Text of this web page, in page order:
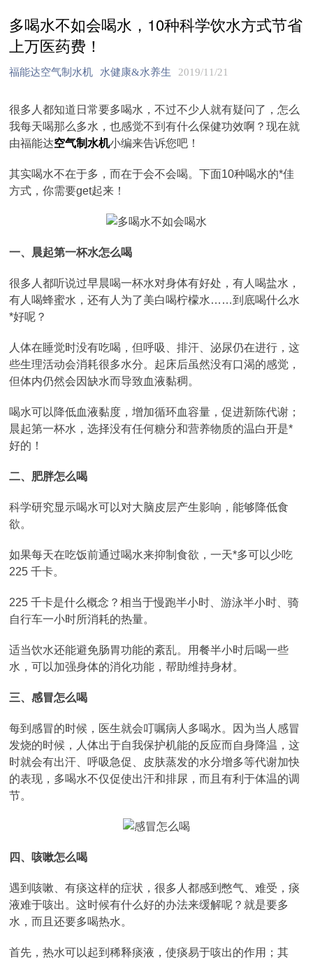
多喝水不如会喝水，10种科学饮水方式节省
上万医药费！
福能达空气制水机 水健康&水养生 2019/11/21
很多人都知道日常要多喝水，不过不少人就有疑问了，怎么
我每天喝那么多水，也感觉不到有什么保健功效啊？现在就
由福能达空气制水机小编来告诉您吧！
其实喝水不在于多，而在于会不会喝。下面10种喝水的*佳
方式，你需要get起来！
一、晨起第一杯水怎么喝
很多人都听说过早晨喝一杯水对身体有好处，有人喝盐水，
有人喝蜂蜜水，还有人为了美白喝柠檬水……到底喝什么水
*好呢？
人体在睡觉时没有吃喝，但呼吸、排汗、泌尿仍在进行，这
些生理活动会消耗很多水分。起床后虽然没有口渴的感觉，
但体内仍然会因缺水而导致血液黏稠。
喝水可以降低血液黏度，增加循环血容量，促进新陈代谢；
晨起第一杯水，选择没有任何糖分和营养物质的温白开是*
好的！
二、肥胖怎么喝
科学研究显示喝水可以对大脑皮层产生影响，能够降低食
欲。
如果每天在吃饭前通过喝水来抑制食欲，一天*多可以少吃
225 千卡。
225 千卡是什么概念？相当于慢跑半小时、游泳半小时、骑
自行车一小时所消耗的热量。
适当饮水还能避免肠胃功能的紊乱。用餐半小时后喝一些
水，可以加强身体的消化功能，帮助维持身材。
三、感冒怎么喝
每到感冒的时候，医生就会叮嘱病人多喝水。因为当人感冒
发烧的时候，人体出于自我保护机能的反应而自身降温，这
时就会有出汗、呼吸急促、皮肤蒸发的水分增多等代谢加快
的表现，多喝水不仅促使出汗和排尿，而且有利于体温的调
节。
四、咳嗽怎么喝
遇到咳嗽、有痰这样的症状，很多人都感到憋气、难受，痰
液难于咳出。这时候有什么好的办法来缓解呢？就是要多
水，而且还要多喝热水。
首先，热水可以起到稀释痰液，使痰易于咳出的作用；其